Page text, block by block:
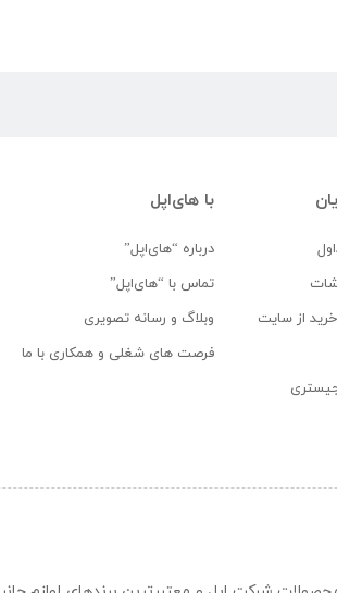
از سایت
با های‌اپل
درباره “های‌اپل”
تماس با “های‌اپل”
وبلاگ و رسانه تصویری
فرصت های شغلی و همکاری با ما